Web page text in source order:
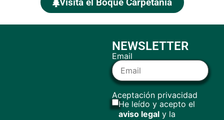
Visita el Boque Carpetania
NEWSLETTER
Email
Aceptación privacidad
He leído y acepto el
aviso legal y la